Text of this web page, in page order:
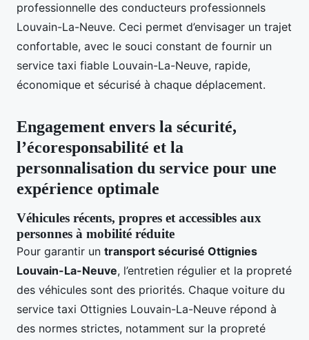
professionnelle des conducteurs professionnels
Louvain-La-Neuve. Ceci permet d’envisager un trajet
confortable, avec le souci constant de fournir un
service taxi fiable Louvain-La-Neuve, rapide,
économique et sécurisé à chaque déplacement.
Engagement envers la sécurité,
l’écoresponsabilité et la
personnalisation du service pour une
expérience optimale
Véhicules récents, propres et accessibles aux
personnes à mobilité réduite
Pour garantir un transport sécurisé Ottignies
Louvain-La-Neuve, l’entretien régulier et la propreté
des véhicules sont des priorités. Chaque voiture du
service taxi Ottignies Louvain-La-Neuve répond à
des normes strictes, notamment sur la propreté